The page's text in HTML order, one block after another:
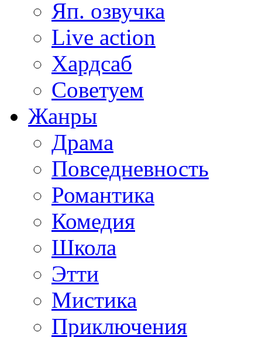
Яп. озвучка
Live action
Хардсаб
Советуем
Жанры
Драма
Повседневность
Романтика
Комедия
Школа
Этти
Мистика
Приключения